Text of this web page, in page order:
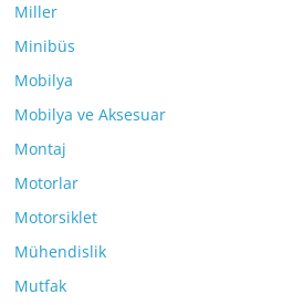
Miller
Minibüs
Mobilya
Mobilya ve Aksesuar
Montaj
Motorlar
Motorsiklet
Mühendislik
Mutfak